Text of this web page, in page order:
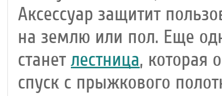
Аксессуар защитит
на землю или пол. Еще
станет лестница, которая
спуск с прыжкового